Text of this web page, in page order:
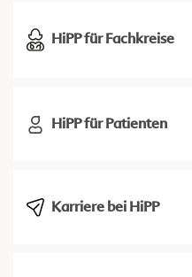
HiPP für Fachkreise
HiPP für Patienten
Karriere bei HiPP